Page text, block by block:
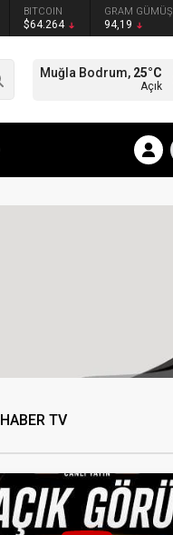
BITCOIN
$64.264
GRAM GÜMÜŞ
94,19
Muğla Bodrum, 25°C
Açık
TV